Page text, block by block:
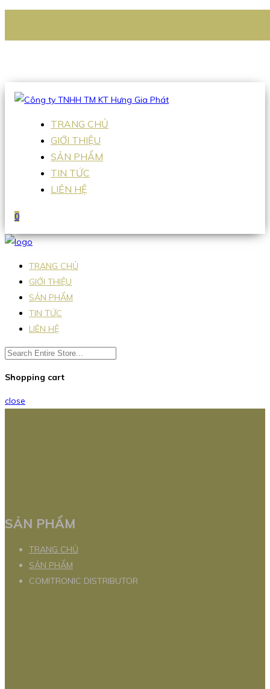
Hotline:0938 336 079
TRANG CHỦ
GIỚI THIỆU
SẢN PHẨM
TIN TỨC
LIÊN HỆ
0
TRANG CHỦ
GIỚI THIỆU
SẢN PHẨM
TIN TỨC
LIÊN HỆ
Shopping cart
close
SẢN PHẨM
TRANG CHỦ
SẢN PHẨM
COMITRONIC DISTRIBUTOR